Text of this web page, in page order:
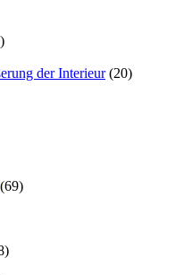
der Interieur (20)
(69)